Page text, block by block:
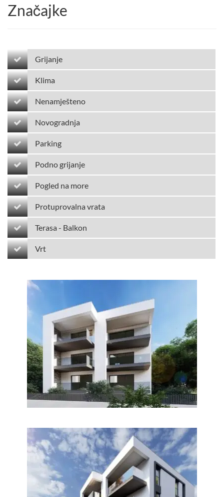
Značajke
Grijanje
Klima
Nenamješteno
Novogradnja
Parking
Podno grijanje
Pogled na more
Protuprovalna vrata
Terasa - Balkon
Vrt